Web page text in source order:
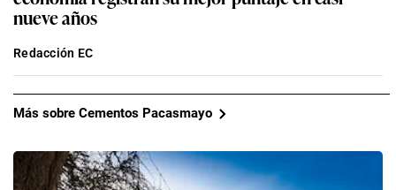
nueve años
Redacción EC
Más sobre Cementos Pacasmayo